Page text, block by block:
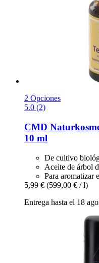
2 Opciones
5.0 (2)
CMD
10 ml
De cultivo
Aceite de árbol
Para aromatizar
5,99 € (599,00 € / l)
Entrega hasta el 18